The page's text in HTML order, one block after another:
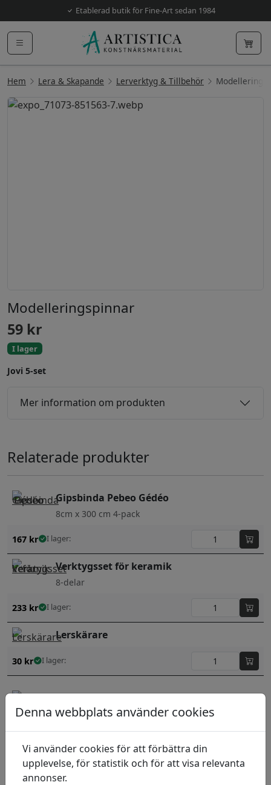
Etablerad butik för Fine-Art sedan 1984
Hem Lera & Skapande Lerverktyg & Tillbehör
Modelleringspinnar
59 kr
I lager
Jovi 5-set
Mer information om produkten
Relaterade produkter
Gipsbinda Pebeo Gédéo
8cm x 300 cm 4-pack
167 kr I lager:
Verktygsset för keramik
8-delar
233 kr I lager:
Lerskärare
30 kr I lager:
Sculpey Clay
Softener 30ml
Lera Modelleringsset 4 delar
Denna webbplats använder cookies
Vi använder cookies för att förbättra din
upplevelse, för statistik och för att visa relevanta
annonser.